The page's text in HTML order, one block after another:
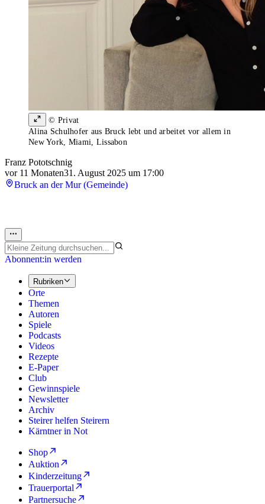
© Privat
Alina Schulhofer aus Bruck lebt und arbeitet vor allem in
New York, Miami, Lissabon
Franz Pototschnig
vor 11 Monaten31. August 2025 um 17:00
Bruck an der Mur (Gemeinde)
Abonnent:in werden
Rubriken
Orte
Themen
Autoren
Spiele
Podcasts
Videos
Rezepte
E-Paper
Club
Gewinnspiele
Newsletter
Archiv
Steirer helfen Steirern
Kärntner in Not
Shop
Auktion
Kinderzeitung
Trauerportal
Partnersuche